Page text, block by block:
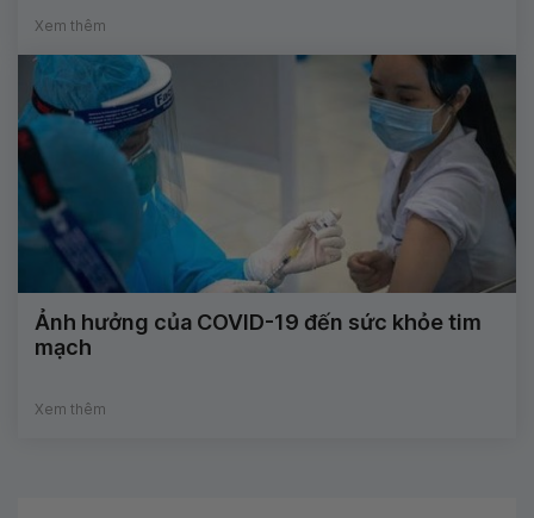
Xem thêm
Ảnh hưởng của COVID-19 đến sức khỏe tim
mạch
Xem thêm